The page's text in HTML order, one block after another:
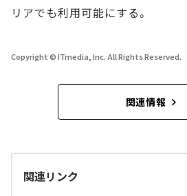
リアでも利用可能にする。
Copyright © ITmedia, Inc. All Rights Reserved.
関連情報
関連リンク